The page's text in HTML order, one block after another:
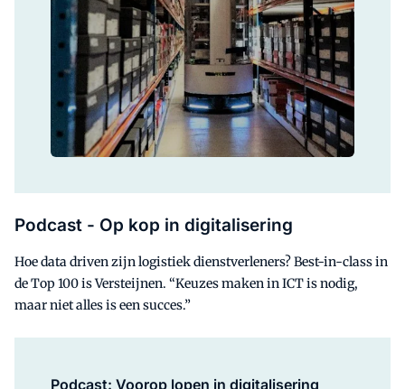
Podcast - Op kop in digitalisering
Hoe data driven zijn logistiek dienstverleners? Best-in-class in
de Top 100 is Versteijnen. “Keuzes maken in ICT is nodig,
maar niet alles is een succes.”
Podcast: Voorop lopen in digitalisering